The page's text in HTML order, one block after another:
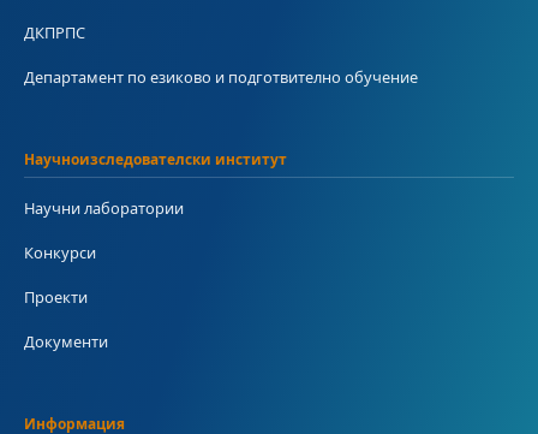
ДКПРПС
Департамент по езиково и подготвително обучение
Научноизследователски институт
Научни лаборатории
Конкурси
Проекти
Документи
Информация